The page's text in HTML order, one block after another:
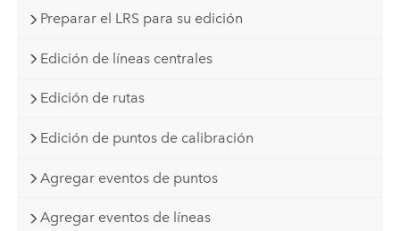
Preparar el LRS para su edición
Edición de líneas centrales
Edición de rutas
Edición de puntos de calibración
Agregar eventos de puntos
Agregar eventos de líneas